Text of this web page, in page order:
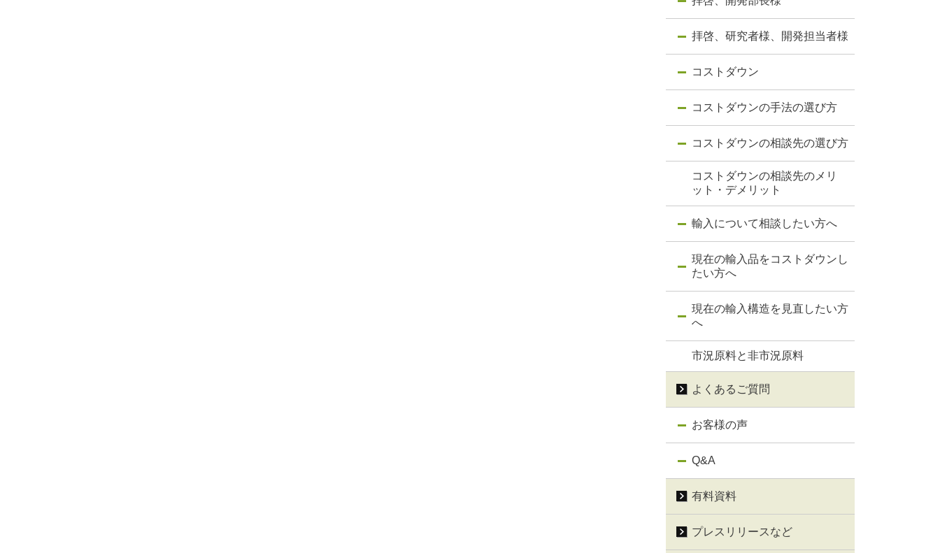
拝啓、研究者様、開発担当者様
コストダウン
コストダウンの手法の選び方
コストダウンの相談先の選び方
コストダウンの相談先のメリ
ット・デメリット
輸入について相談したい方へ
現在の輸入品をコストダウンし
たい方へ
現在の輸入構造を見直したい方
へ
市況原料と非市況原料
よくあるご質問
お客様の声
Q&A
有料資料
プレスリリースなど